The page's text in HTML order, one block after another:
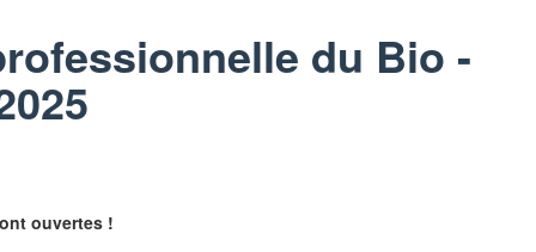
du Bio -
ouvertes !